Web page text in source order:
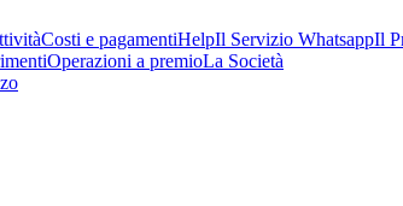
Costi e pagamentiHelpIl Servizio WhatsappIl
Operazioni a premioLa Società